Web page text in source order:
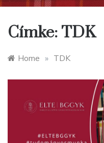
Címke: TDK
Home » TDK